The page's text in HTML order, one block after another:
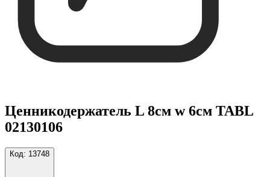
Ценникодержатель L 8см w 6см TABL
02130106
Код: 13748